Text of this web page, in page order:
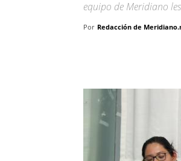
equipo de Meridiano
Por Redacción de